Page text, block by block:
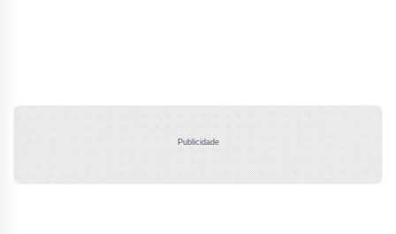
Publicidade